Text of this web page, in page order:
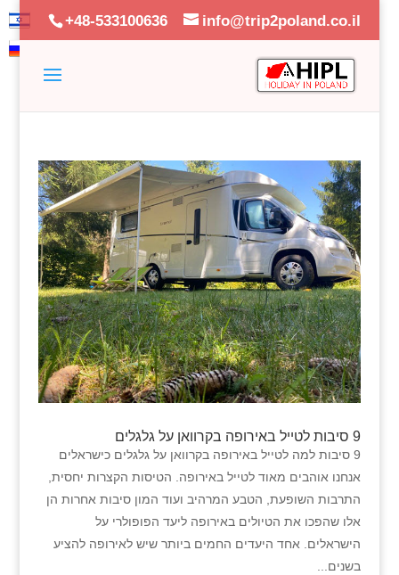
+48-533100636 info@trip2poland.co.il
9 סיבות לטייל באירופה בקרוואן על גלגלים
9 סיבות למה לטייל באירופה בקרוואן על גלגלים כישראלים
אנחנו אוהבים מאוד לטייל באירופה. הטיסות הקצרות יחסית,
התרבות השופעת, הטבע המרהיב ועוד המון סיבות אחרות הן
אלו שהפכו את הטיולים באירופה ליעד הפופולרי על
הישראלים. אחד היעדים החמים ביותר שיש לאירופה להציע
בשנים...